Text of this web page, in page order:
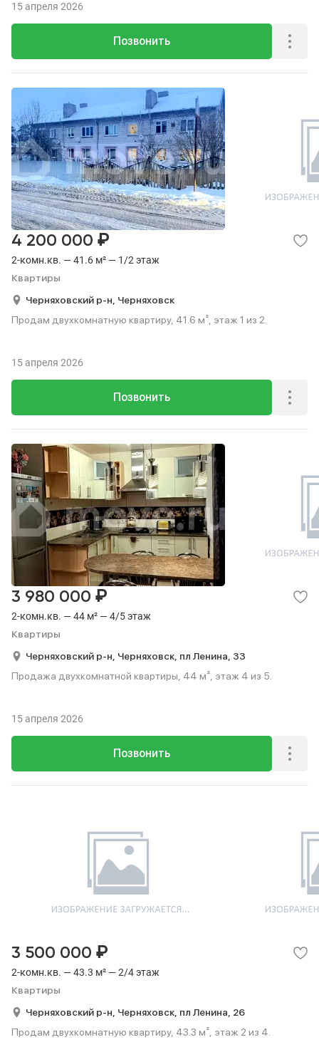
Позвонить
15 апреля 2026
2-комн.кв. — 41.6 м² — 1/2 этаж
Квартиры
4 200 000 ₽
Черняховский р-н, Черняховск
Продам двухкомнатную квартиру, 41.6 м², этаж 1 из 2.
Позвонить
15 апреля 2026
2-комн.кв. — 44 м² — 4/5 этаж
Квартиры
3 980 000 ₽
Черняховский р-н, Черняховск, пл Ленина, 33
Продажа двухкомнатной квартиры, 44 м², этаж 4 из 5.
Позвонить
15 апреля 2026
2-комн.кв. — 43.3 м² — 2/4 этаж
Квартиры
3 500 000 ₽
Черняховский р-н, Черняховск, пл Ленина, 26
Продам двухкомнатную квартиру, 43.3 м², этаж 2 из 4.